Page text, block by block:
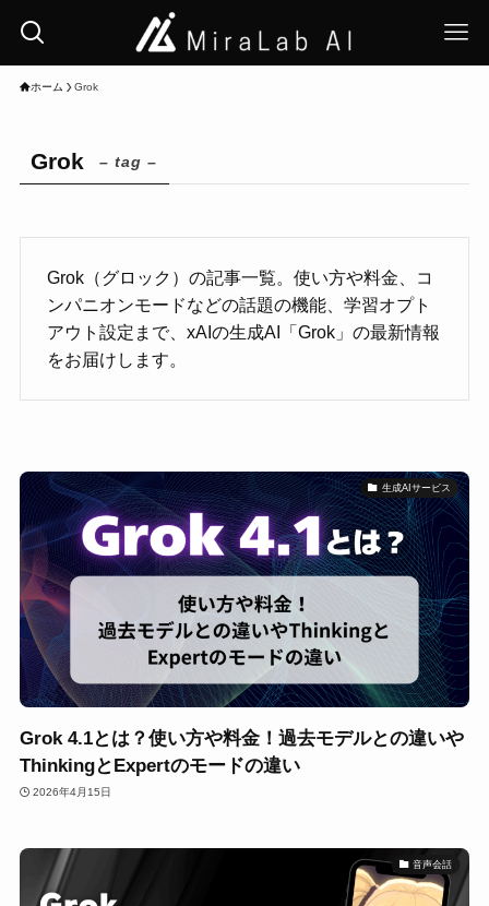
ホーム Grok
Grok – tag –
Grok（グロック）の記事一覧。使い方や料金、コ
ンパニオンモードなどの話題の機能、学習オプト
アウト設定まで、xAIの生成AI「Grok」の最新情報
をお届けします。
生成AIサービス
Grok 4.1とは？使い方や料金！過去モデルとの違いや
ThinkingとExpertのモードの違い
2026年4月15日
音声会話